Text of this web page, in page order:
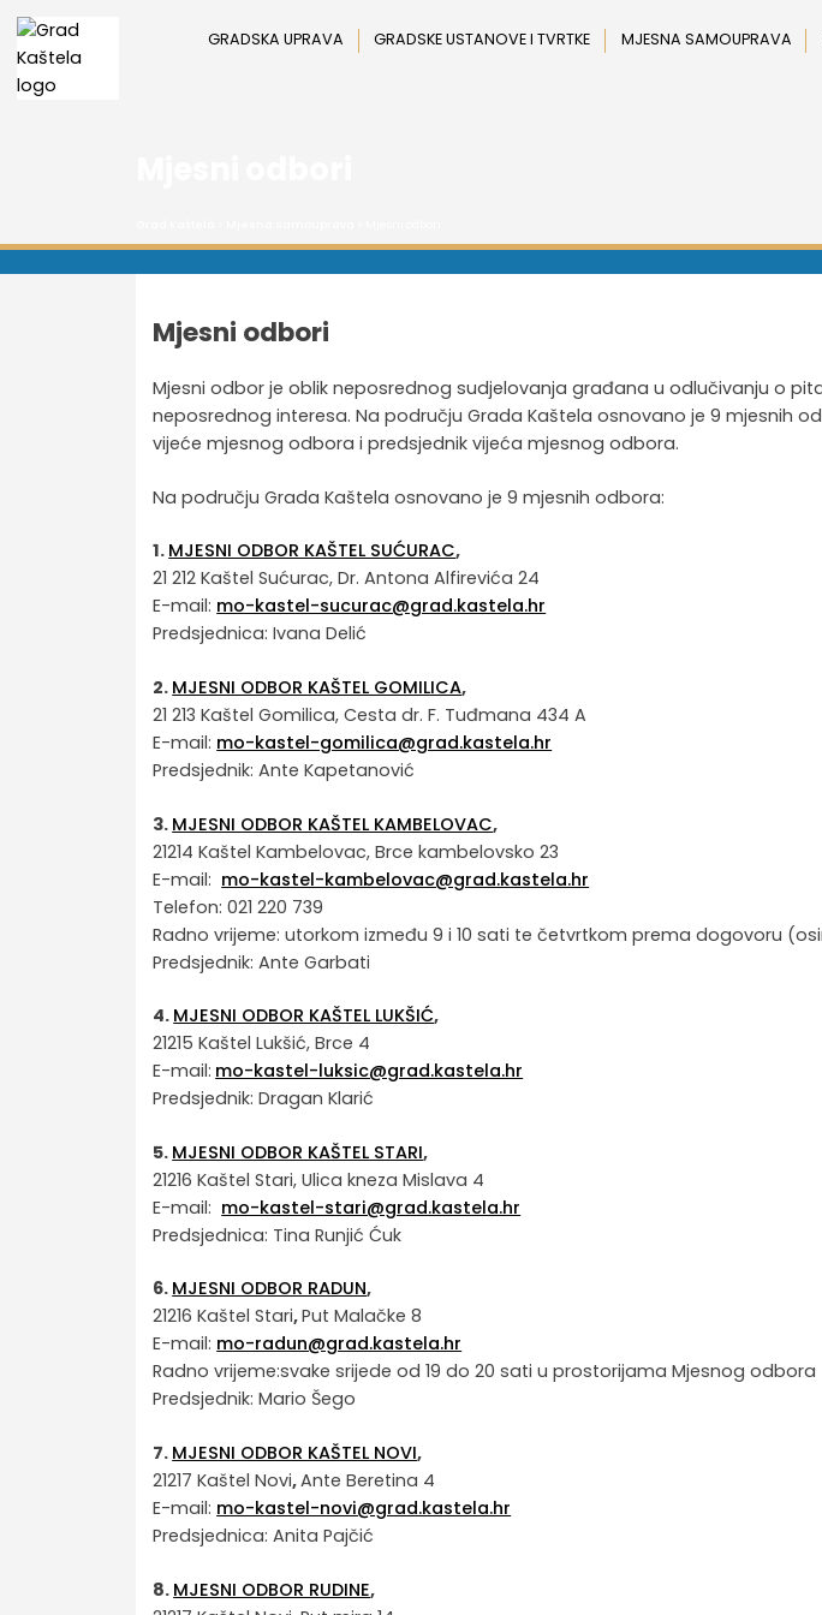
Preskoči
na
sadržaj
GRADSKA UPRAVA GRADSKE USTANOVE I TVRTKE MJESNA SAMOUPRAVA
Mjesni odbori
Mjesni odbor je oblik neposrednog sudjelovanja građana u odlučivanju o
neposrednog interesa. Na području Grada Kaštela osnovano je 9 mjesnih
vijeće mjesnog odbora i predsjednik vijeća mjesnog odbora.
Na području Grada Kaštela osnovano je 9 mjesnih odbora:
1. MJESNI ODBOR KAŠTEL SUĆURAC,
21 212 Kaštel Sućurac, Dr. Antona Alfirevića 24
E-mail: mo-kastel-sucurac@grad.kastela.hr
Predsjednica: Ivana Delić
2. MJESNI ODBOR KAŠTEL GOMILICA,
21 213 Kaštel Gomilica, Cesta dr. F. Tuđmana 434 A
E-mail: mo-kastel-gomilica@grad.kastela.hr
Predsjednik: Ante Kapetanović
3. MJESNI ODBOR KAŠTEL KAMBELOVAC,
21214 Kaštel Kambelovac, Brce kambelovsko 23
E-mail: mo-kastel-kambelovac@grad.kastela.hr
Telefon: 021 220 739
Radno vrijeme: utorkom između 9 i 10 sati te četvrtkom prema dogovoru
Predsjednik: Ante Garbati
4. MJESNI ODBOR KAŠTEL LUKŠIĆ,
21215 Kaštel Lukšić, Brce 4
E-mail: mo-kastel-luksic@grad.kastela.hr
Predsjednik: Dragan Klarić
5. MJESNI ODBOR KAŠTEL STARI,
21216 Kaštel Stari, Ulica kneza Mislava 4
E-mail: mo-kastel-stari@grad.kastela.hr
Predsjednica: Tina Runjić Ćuk
6. MJESNI ODBOR RADUN,
21216 Kaštel Stari,Put Malačke 8
E-mail: mo-radun@grad.kastela.hr
Radno vrijeme:svake srijede od 19 do 20 sati u prostorijama Mjesnog odbora
Predsjednik: Mario Šego
7. MJESNI ODBOR KAŠTEL NOVI,
21217 Kaštel Novi,Ante Beretina 4
E-mail: mo-kastel-novi@grad.kastela.hr
Predsjednica: Anita Pajčić
8. MJESNI ODBOR RUDINE,